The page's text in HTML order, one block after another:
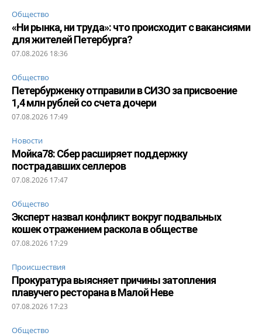
Общество
«Ни рынка, ни труда»: что происходит с вакансиями
для жителей Петербурга?
07.08.2026 18:36
Общество
Петербурженку отправили в СИЗО за присвоение
1,4 млн рублей со счета дочери
07.08.2026 17:49
Новости
Мойка78: Сбер расширяет поддержку
пострадавших селлеров
07.08.2026 17:47
Общество
Эксперт назвал конфликт вокруг подвальных
кошек отражением раскола в обществе
07.08.2026 17:29
Происшествия
Прокуратура выясняет причины затопления
плавучего ресторана в Малой Неве
07.08.2026 17:23
Общество